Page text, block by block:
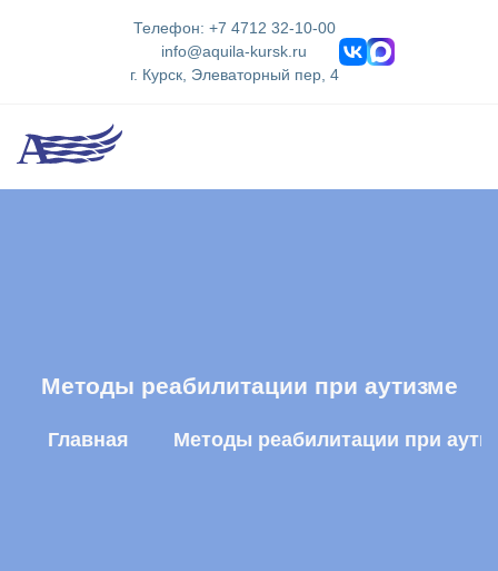
Телефон: +7 4712 32-10-00
info@aquila-kursk.ru
г. Курск, Элеваторный пер, 4
Методы реабилитации при аутизме
Главная Методы реабилитации при